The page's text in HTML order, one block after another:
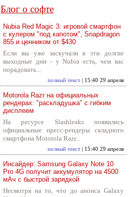
Блог о софте
Nubia Red Magic 3: игровой смартфон
с кулером "под капотом", Snapdragon
855 и ценником от $430
Если вы уже заскучали в эти долгие
выходные дни - у Nubia есть, чем вас
порадовать...
полный текст | 15:40 29 апреля
Motorola Razr на официальных
рендерах: "раскладушка" с гибким
дисплеем
На ресурсе Slashleaks появились
официальные пресс-рендеры складного
смартфона Motorola Razr...
полный текст | 15:40 29 апреля
Инсайдер: Samsung Galaxy Note 10
Pro 4G получит аккумулятор на 4500
мАч с быстрой зарядкой
Несмотря на то, что до анонса Galaxy